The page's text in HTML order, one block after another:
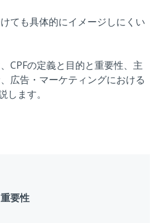
ても具体的にイメージしにくい
CPFの定義と目的と重要性、主
広告・マーケティングにおける
します。
要性